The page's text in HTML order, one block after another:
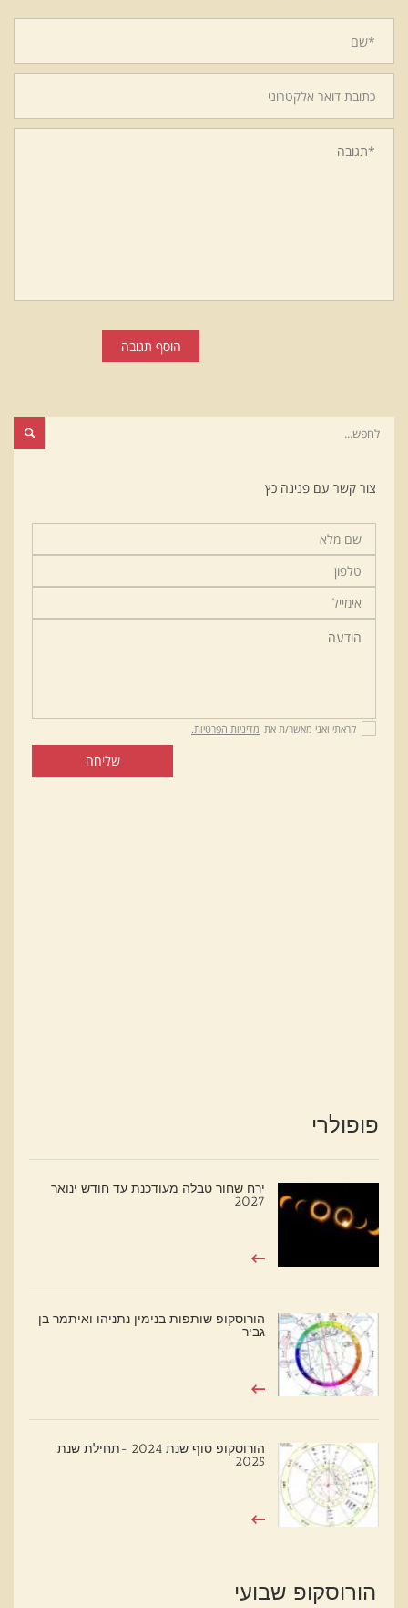
הוסף תגובה
צור קשר עם פנינה כץ
קראתי ואני מאשר/ת את מדיניות הפרטיות.
שליחה
פופולרי
ירח שחור טבלה מעודכנת עד חודש ינואר
2027
הורוסקופ שותפות בנימין נתניהו ואיתמר בן
גביר
הורוסקופ סוף שנת 2024 -תחילת שנת
2025
הורוסקופ שבועי